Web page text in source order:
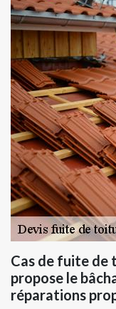
Cas de fuite de
propose le
réparations